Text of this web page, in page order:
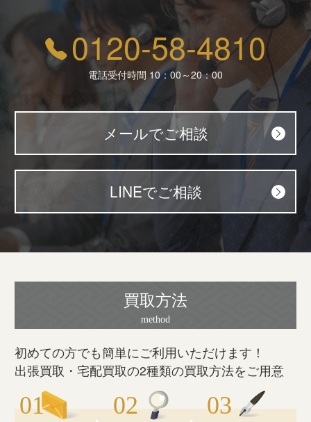
0120-58-4810
電話受付時間 10：00～20：00
メールでご相談
LINEでご相談
買取方法
初めての方でも簡単にご利用いただけます！
出張買取・宅配買取の2種類の買取方法をご用意